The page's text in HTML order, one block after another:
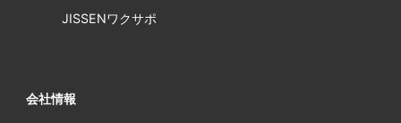
JISSENワクサポ
会社情報